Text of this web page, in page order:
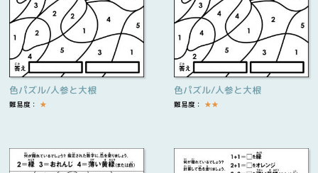
色パズル/人参と大根
難易度： ★
色パズル/人参と大根
難易度： ★★